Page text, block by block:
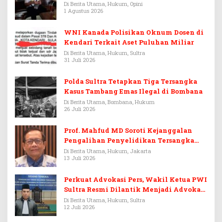
Warisan Menjadi Arena Pemerasan
Di Berita Utama, Hukum, Opini
1 Agustus 2026
WNI Kanada Polisikan Oknum Dosen di
Kendari Terkait Aset Puluhan Miliar
Di Berita Utama, Hukum, Sultra
31 Juli 2026
Polda Sultra Tetapkan Tiga Tersangka
Kasus Tambang Emas Ilegal di Bombana
Di Berita Utama, Bombana, Hukum
26 Juli 2026
Prof. Mahfud MD Soroti Kejanggalan
Pengalihan Penyelidikan Tersangka
Febrie Adriansyah
Di Berita Utama, Hukum, Jakarta
13 Juli 2026
Perkuat Advokasi Pers, Wakil Ketua PWI
Sultra Resmi Dilantik Menjadi Advokat
PERADI
Di Berita Utama, Hukum, Sultra
12 Juli 2026